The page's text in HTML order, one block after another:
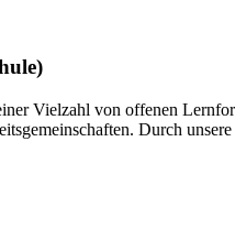
Vielzahl von offenen
Durch